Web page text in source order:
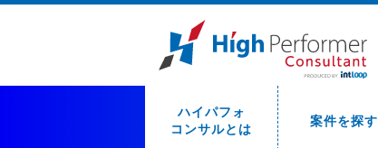
ハイパフォ
コンサルとは
案件を探す